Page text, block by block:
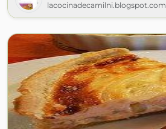
lacocinadecamilni.blogspot.com